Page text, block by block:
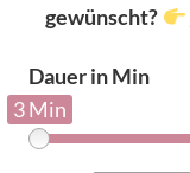
gewünscht?
Dauer in Min
3 Min